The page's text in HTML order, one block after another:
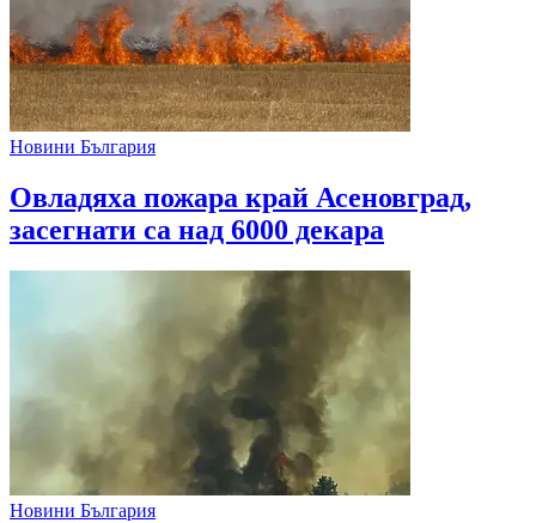
Новини България
Овладяха пожара край Асеновград,
засегнати са над 6000 декара
Новини България